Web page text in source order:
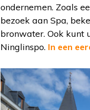
ondernemen. Zoals
bezoek aan Spa,
bronwater. Ook kunt
Ninglinspo. In een